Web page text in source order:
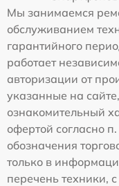
Мы занимаемся
обслуживанием
гарантийного
работает
авторизации от
указанные на
ознакомительный
офертой согласно
обозначения
только в
перечень техники,